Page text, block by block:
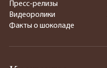
Пресс-релизы
Видеоролики
Факты о шоколаде